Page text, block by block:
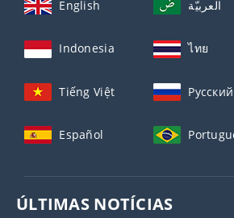
English العربيّة
Indonesia ไทย
Tiếng Việt Русский
Español
ÚLTIMAS NOTÍCIAS